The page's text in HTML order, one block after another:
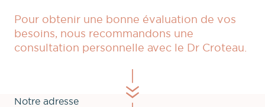
Pour obtenir une bonne évaluation de vos
besoins, nous recommandons une
consultation personnelle avec le Dr Croteau.
Notre adresse